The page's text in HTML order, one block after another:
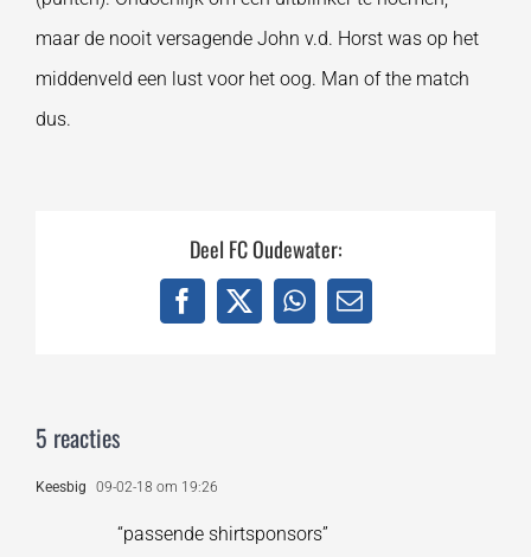
maar de nooit versagende John v.d. Horst was op het
middenveld een lust voor het oog. Man of the match
dus.
Deel FC Oudewater:
Facebook
X WhatsApp
E-
5 reacties
Keesbig 09-02-18 om 19:26
“passende shirtsponsors”